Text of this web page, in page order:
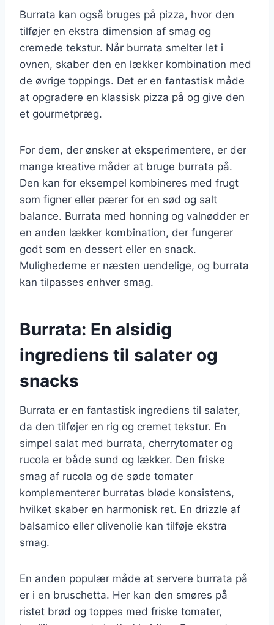
Burrata kan også bruges på pizza, hvor den
tilføjer en ekstra dimension af smag og
cremede tekstur. Når burrata smelter let i
ovnen, skaber den en lækker kombination med
de øvrige toppings. Det er en fantastisk måde
at opgradere en klassisk pizza på og give den
et gourmetpræg.
For dem, der ønsker at eksperimentere, er der
mange kreative måder at bruge burrata på.
Den kan for eksempel kombineres med frugt
som figner eller pærer for en sød og salt
balance. Burrata med honning og valnødder er
en anden lækker kombination, der fungerer
godt som en dessert eller en snack.
Mulighederne er næsten uendelige, og burrata
kan tilpasses enhver smag.
Burrata: En alsidig
ingrediens til salater og
snacks
Burrata er en fantastisk ingrediens til salater,
da den tilføjer en rig og cremet tekstur. En
simpel salat med burrata, cherrytomater og
rucola er både sund og lækker. Den friske
smag af rucola og de søde tomater
komplementerer burratas bløde konsistens,
hvilket skaber en harmonisk ret. En drizzle af
balsamico eller olivenolie kan tilføje ekstra
smag.
En anden populær måde at servere burrata på
er i en bruschetta. Her kan den smøres på
ristet brød og toppes med friske tomater,